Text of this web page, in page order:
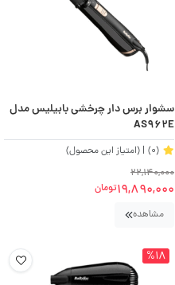
سشوار برس دار چرخشی بابیلیس مدل
AS962E
(0)
| (امتیاز این محصول)
22,140,000
19,890,000تومان
مشاهده
%18